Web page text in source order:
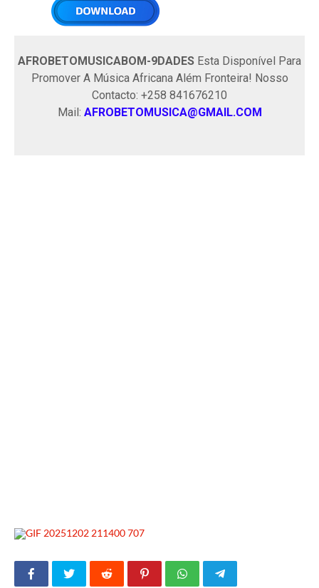
AFROBETOMUSICABOM-9DADES Esta Disponível Para
Promover A Música Africana Além Fronteira! Nosso
Contacto: +258 841676210
Mail: AFROBETOMUSICA@GMAIL.COM